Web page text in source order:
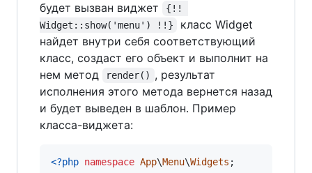
будет вызван виджет
{!!
Widget::show('menu') !!}
класс Widget
найдет внутри себя соответствующий
класс, создаст его объект и выполнит на
нем метод
render() , результат
исполнения этого метода вернется назад
и будет выведен в шаблон. Пример
класса-виджета:
<?php namespace App\Menu\Widgets ;